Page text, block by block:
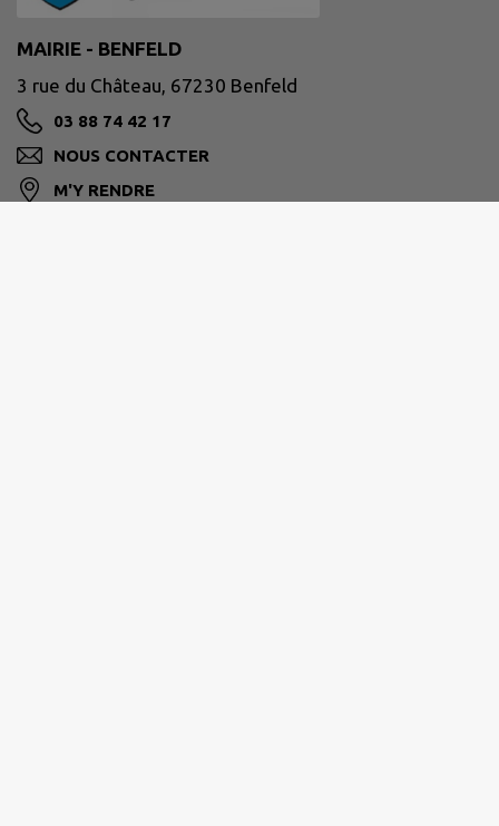
MAIRIE - BENFELD
3 rue du Château, 67230 Benfeld
03 88 74 42 17
NOUS CONTACTER
M'Y RENDRE